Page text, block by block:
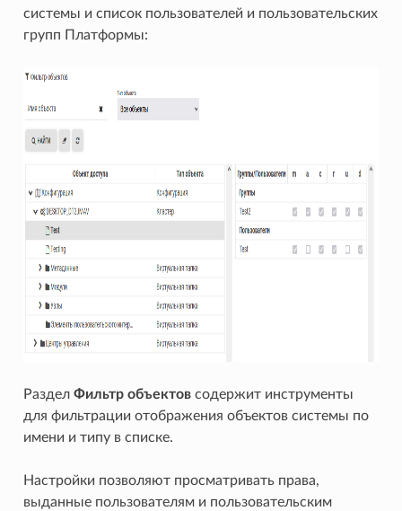
системы и список пользователей и пользовательских
групп Платформы:
Раздел Фильтр объектовсодержит инструменты
для фильтрации отображения объектов системы по
имени и типу в списке.
Настройки позволяют просматривать права,
выданные пользователям и пользовательским